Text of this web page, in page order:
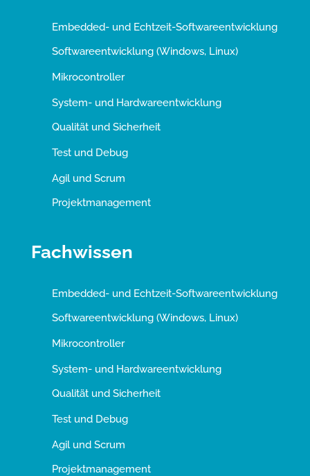
Embedded- und Echtzeit-Softwareentwicklung
Softwareentwicklung (Windows, Linux)
Mikrocontroller
System- und Hardwareentwicklung
Qualität und Sicherheit
Test und Debug
Agil und Scrum
Projektmanagement
Fachwissen
Embedded- und Echtzeit-Softwareentwicklung
Softwareentwicklung (Windows, Linux)
Mikrocontroller
System- und Hardwareentwicklung
Qualität und Sicherheit
Test und Debug
Agil und Scrum
Projektmanagement